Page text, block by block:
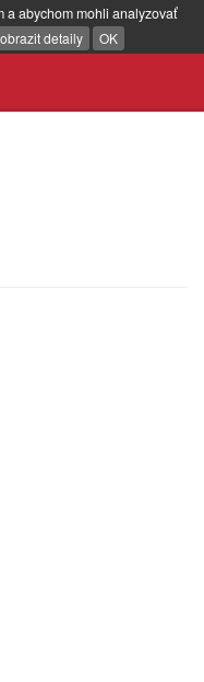
a abychom mohli analyzovať
detaily OK